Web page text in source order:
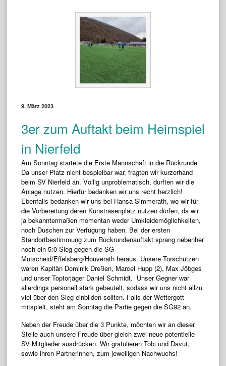
9. März 2023
3er zum Auftakt beim Heimspiel
in Nierfeld
Am Sonntag startete die Erste Mannschaft in die Rückrunde.
Da unser Platz nicht bespielbar war, fragten wir kurzerhand
beim SV Nierfeld an. Völlig unproblematisch, durften wir die
Anlage nutzen. Hierfür bedanken wir uns recht herzlich!
Ebenfalls bedanken wir uns bei Hansa Simmerath, wo wir für
die Vorbereitung deren Kunstrasenplatz nutzen dürfen, da wir
ja bekanntermaßen momentan weder Umkleidemöglichkeiten,
noch Duschen zur Verfügung haben. Bei der ersten
Standortbestimmung zum Rückrundenauftakt sprang nebenher
noch ein 5:0 Sieg gegen die SG
Mutscheid/Effelsberg/Houverath heraus. Unsere Torschützen
waren Kapitän Dominik Dreßen, Marcel Hupp (2), Max Jöbges
und unser Toptorjäger Daniel Schmidt. Unser Gegner war
allerdings personell stark gebeutelt, sodass wir uns nicht allzu
viel über den Sieg einbilden sollten. Falls der Wettergott
mitspielt, steht am Sonntag die Partie gegen die SG92 an.
Neben der Freude über die 3 Punkte, möchten wir an dieser
Stelle auch unsere Freude über gleich zwei neue potentielle
SV Mitglieder ausdrücken. Wir gratulieren Tobi und Davut,
sowie ihren Partnerinnen, zum jeweiligen Nachwuchs!